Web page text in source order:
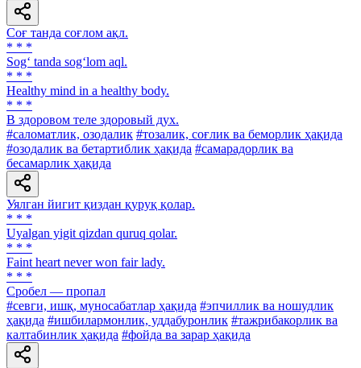
Соғ танда соғлом ақл.
* * *
Sog‘ tanda sog‘lom aql.
* * *
Healthy mind in a healthy body.
* * *
В здоровом теле здоровый дух.
#саломатлик, озодалик #тозалик, соғлик ва беморлик ҳақида
#озодалик ва бетартиблик ҳақида #самарадорлик ва
бесамарлик ҳақида
Уялган йигит қиздан қуруқ қолар.
* * *
Uyalgan yigit qizdan quruq qolar.
* * *
Faint heart never won fair lady.
* * *
Сробел — пропал
#севги, ишқ, муносабатлар ҳақида #эпчиллик ва ношудлик
ҳақида #ишбилармонлик, уддабуронлик #тажрибакорлик ва
калтабинлик ҳақида #фойда ва зарар ҳақида